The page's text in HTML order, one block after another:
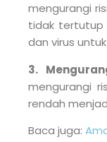
mengurangi
tidak tertutup
dan virus
3.
mengurangi
rendah
Baca juga: